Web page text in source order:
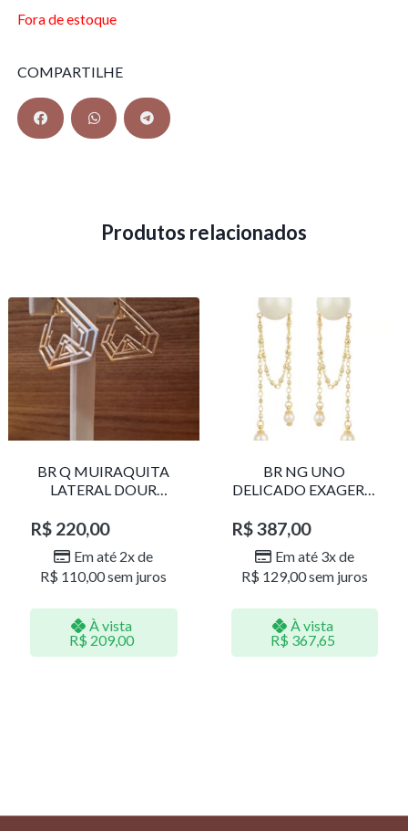
Fora de estoque
COMPARTILHE
Produtos relacionados
BR Q MUIRAQUITA
LATERAL DOUR
R$ 220,00
Em até 2x de
R$ 110,00sem juros
À vista
R$ 209,00
BR NG UNO
DELICADO EXAGERO
R$387,00
Em até 3x de
R$ 129,00sem juros
À vista
R$ 367,65